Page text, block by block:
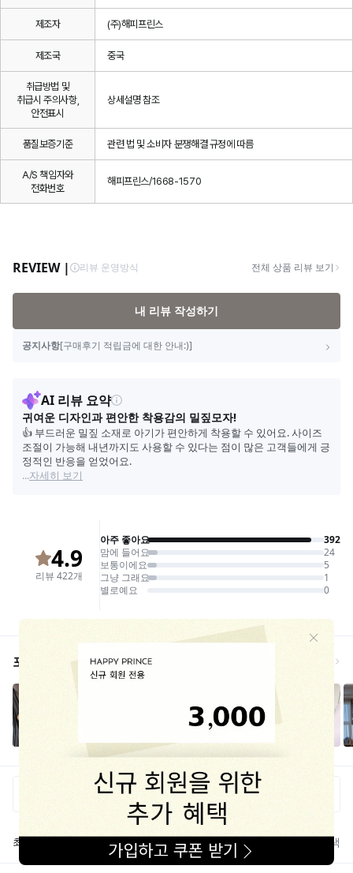
제조자 (주)해피프린스
제조국 중국
취급방법 및
취급시 주의사항,
안전표시
상세설명 참조
품질보증기준 관련 법 및 소비자 분쟁해결 규정에 따름
A/S 책임자와
전화번호
해피프린스/1668-1570